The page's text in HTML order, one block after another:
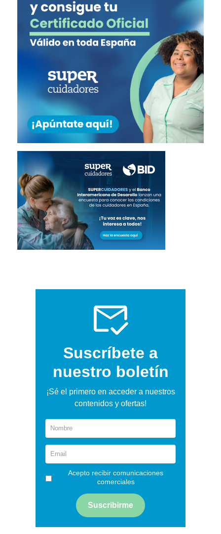
Suscríbete a
nuestro boletín
¡Sé el primero en acceder a nuestros
contenidos y ofertas!
Acepto recibir comunicaciones
comerciales